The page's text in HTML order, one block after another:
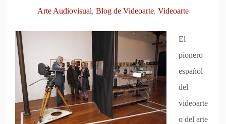
Arte Audiovisual Blog de Videoarte Videoarte
El
pionero
español
del
videoarte
o del arte